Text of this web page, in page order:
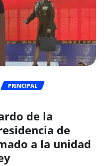
PRINCIPAL
de la
de
a la unidad